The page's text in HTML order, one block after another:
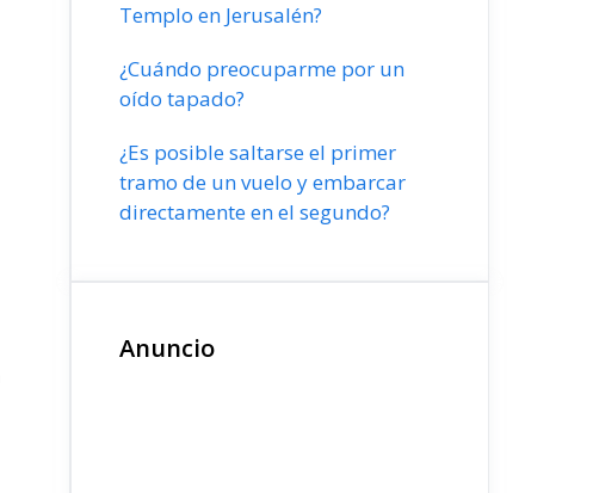
Templo en Jerusalén?
¿Cuándo preocuparme por un
oído tapado?
¿Es posible saltarse el primer
tramo de un vuelo y embarcar
directamente en el segundo?
Anuncio